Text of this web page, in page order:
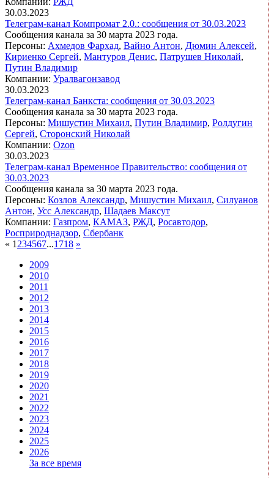
30.03.2023
Телеграм-канал Компромат 2.0.: сообщения от 30.03.2023
Сообщения канала за 30 марта 2023 года.
Персоны: Ахмедов Фархад, Вайно Антон, Дюмин Алексей,
Кириенко Сергей, Мантуров Денис, Патрушев Николай,
Путин Владимир
Компании: Уралвагонзавод
30.03.2023
Телеграм-канал Банкста: сообщения от 30.03.2023
Сообщения канала за 30 марта 2023 года.
Персоны: Мишустин Михаил, Путин Владимир, Ролдугин
Сергей, Сторонский Николай
Компании: Ozon
30.03.2023
Телеграм-канал Временное Правительство: сообщения от
30.03.2023
Сообщения канала за 30 марта 2023 года.
Персоны: Козлов Александр, Мишустин Михаил, Силуанов
Антон, Усс Александр, Шадаев Максут
Компании: Газпром, КАМАЗ, РЖД, Росавтодор,
Росприроднадзор, Сбербанк
« 1 234567...1718 »
2009
2010
2011
2012
2013
2014
2015
2016
2017
2018
2019
2020
2021
2022
2023
2024
2025
2026
За все время